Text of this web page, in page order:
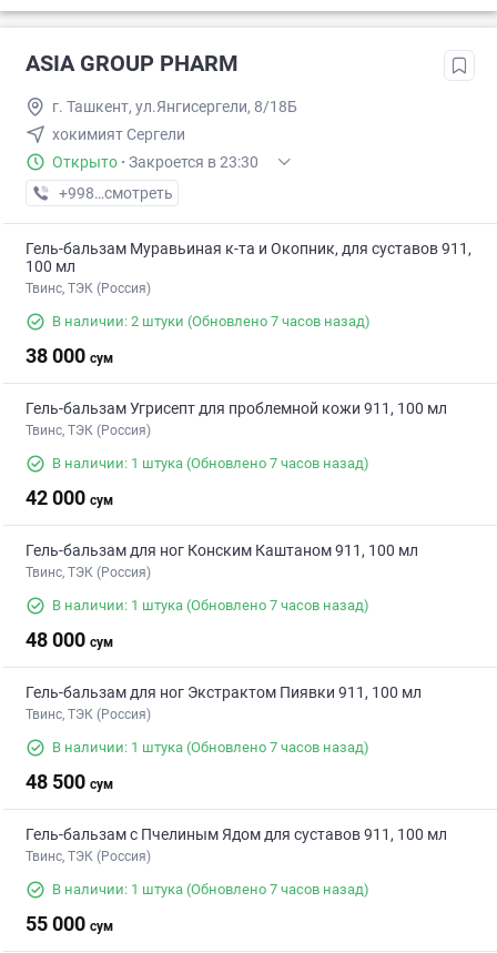
ASIA GROUP PHARM
г. Ташкент, ул.Янгисергели, 8/18Б
хокимият Сергели
Открыто · Закроется в 23:30
+998 (98) XXX-XX-XX
смотреть
Гель-бальзам Муравьиная к-та и Окопник, для суставов 911,
100 мл
Твинс, ТЭК (Россия)
В наличии: 2 штуки (Обновлено 7 часов назад)
38 000 сум
Гель-бальзам Угрисепт для проблемной кожи 911, 100 мл
Твинс, ТЭК (Россия)
В наличии: 1 штука (Обновлено 7 часов назад)
42 000 сум
Гель-бальзам для ног Конским Каштаном 911, 100 мл
Твинс, ТЭК (Россия)
В наличии: 1 штука (Обновлено 7 часов назад)
48 000 сум
Гель-бальзам для ног Экстрактом Пиявки 911, 100 мл
Твинс, ТЭК (Россия)
В наличии: 1 штука (Обновлено 7 часов назад)
48 500 сум
Гель-бальзам с Пчелиным Ядом для суставов 911, 100 мл
Твинс, ТЭК (Россия)
В наличии: 1 штука (Обновлено 7 часов назад)
55 000 сум